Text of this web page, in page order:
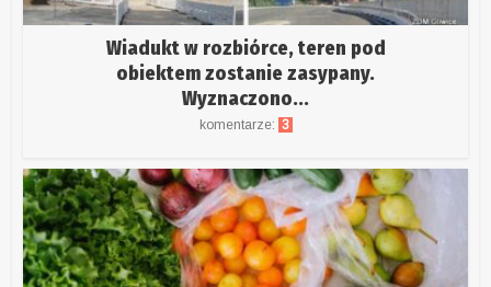
Wiadukt w rozbiórce, teren pod
obiektem zostanie zasypany.
Wyznaczono...
komentarze: 3